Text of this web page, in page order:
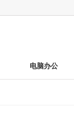
电脑办公